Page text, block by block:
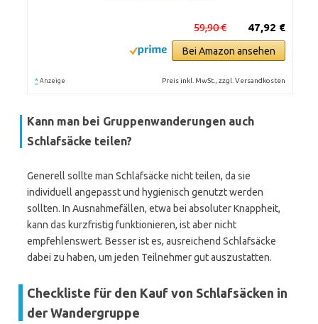
47,92 €
59,90 €
Bei Amazon ansehen
* Anzeige Preis inkl. MwSt., zzgl. Versandkosten
Kann man bei Gruppenwanderungen auch
Schlafsäcke teilen?
Generell sollte man Schlafsäcke nicht teilen, da sie
individuell angepasst und hygienisch genutzt werden
sollten. In Ausnahmefällen, etwa bei absoluter Knappheit,
kann das kurzfristig funktionieren, ist aber nicht
empfehlenswert. Besser ist es, ausreichend Schlafsäcke
dabei zu haben, um jeden Teilnehmer gut auszustatten.
Checkliste für den Kauf von Schlafsäcken in
der Wandergruppe